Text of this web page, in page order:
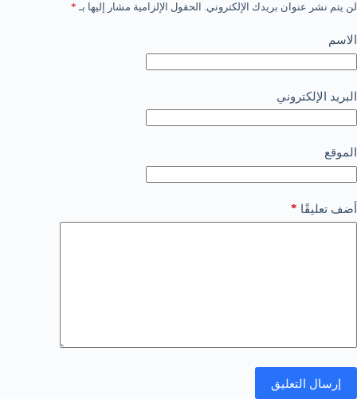
لن يتم نشر عنوان بريدك الإلكتروني. الحقول الإلزامية مشار إليها بـ *
الاسم
البريد الإلكتروني
الموقع
أضف تعليقًا *
إرسال التعليق